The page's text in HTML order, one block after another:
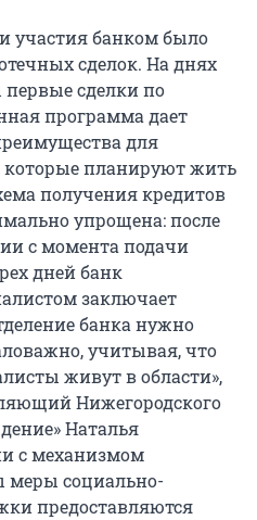
участия банком было
сделок. На днях
сделки по
программа дает
для
которые планируют жить
получения кредитов
упрощена: после
с момента подачи
дней банк
заключает
банка нужно
учитывая, что
живут в области»,
Нижегородского
Наталья
с механизмом
меры социально-
предоставляются